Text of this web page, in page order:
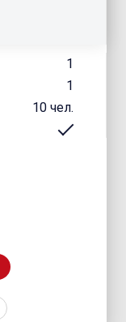
1
1
10 чел.